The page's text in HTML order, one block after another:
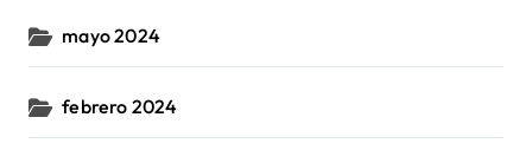
mayo 2024
febrero 2024